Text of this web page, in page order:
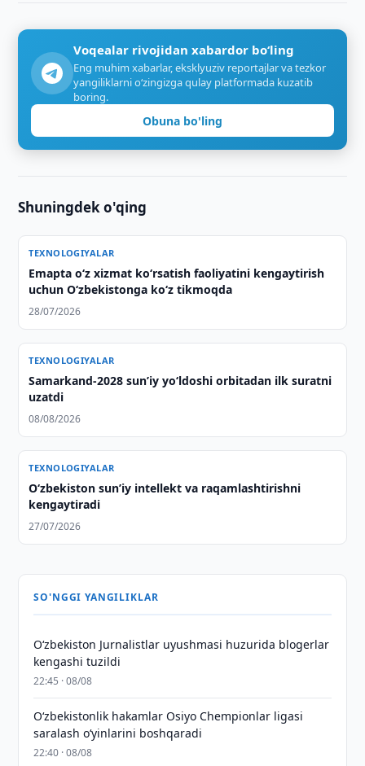
Voqealar rivojidan xabardor bo‘ling
Eng muhim xabarlar, eksklyuziv reportajlar va tezkor
yangiliklarni o‘zingizga qulay platformada kuzatib
boring.
Obuna bo'ling
Shuningdek o'qing
TEXNOLOGIYALAR
Emapta oʻz xizmat koʻrsatish faoliyatini kengaytirish
uchun Oʻzbekistonga koʻz tikmoqda
28/07/2026
TEXNOLOGIYALAR
Samarkand-2028 sunʼiy yo‘ldoshi orbitadan ilk suratni
uzatdi
08/08/2026
TEXNOLOGIYALAR
O‘zbekiston sunʼiy intellekt va raqamlashtirishni
kengaytiradi
27/07/2026
SO'NGGI YANGILIKLAR
O‘zbekiston Jurnalistlar uyushmasi huzurida blogerlar
kengashi tuzildi
22:45 · 08/08
O‘zbekistonlik hakamlar Osiyo Chempionlar ligasi
saralash o‘yinlarini boshqaradi
22:40 · 08/08